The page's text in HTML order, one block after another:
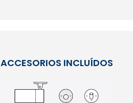
ACCESORIOS INCLUÍDOS